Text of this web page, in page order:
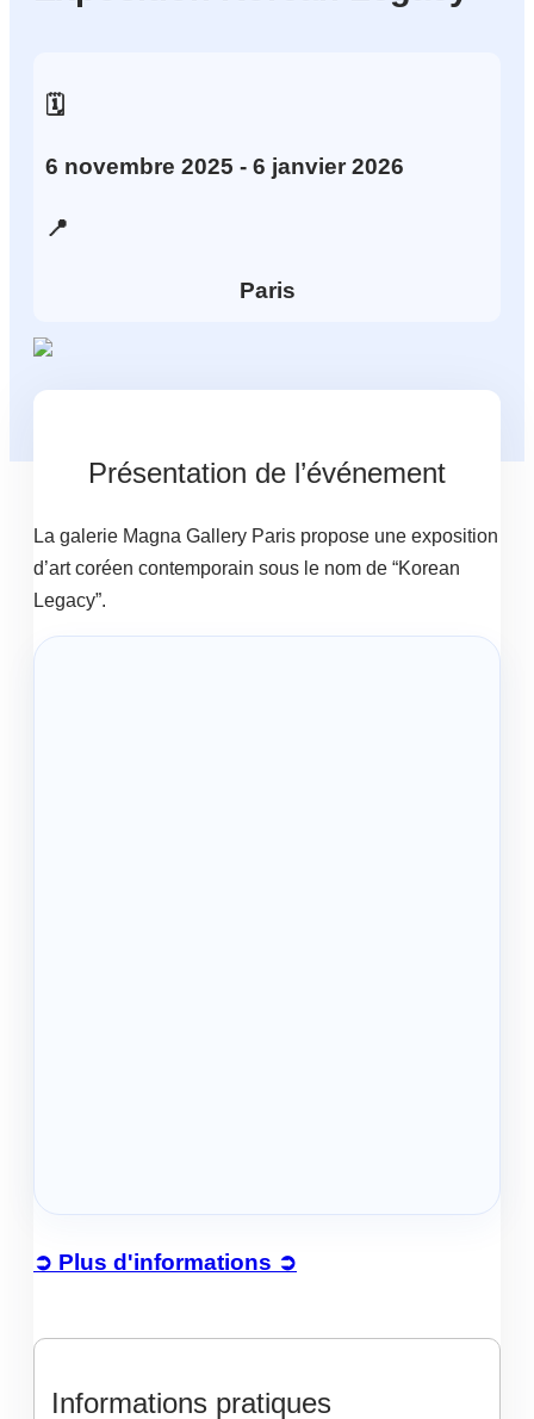
🗓️
6 novembre 2025 - 6 janvier 2026
📍
Paris
Présentation de l’événement
La galerie Magna Gallery Paris propose une exposition
d’art coréen contemporain sous le nom de “Korean
Legacy”.
➲ Plus d'informations ➲
Informations pratiques